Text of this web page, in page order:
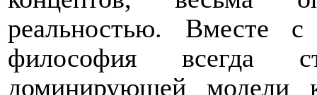
реальностью. Вместе
философия всегда
доминирующей модели